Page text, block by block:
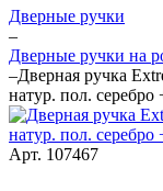
Дверные ручки
–
Дверные ручки на
–Дверная ручка
натур. пол.
Арт. 107467